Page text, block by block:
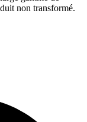
non transformé.